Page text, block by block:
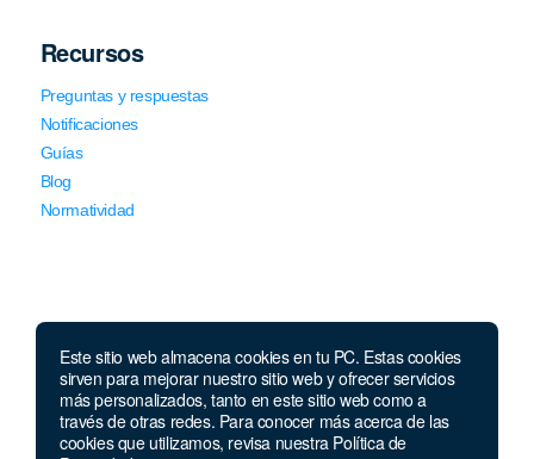
Este sitio web almacena cookies en tu PC. Estas cookies
sirven para mejorar nuestro sitio web y ofrecer servicios
más personalizados, tanto en este sitio web como a
través de otras redes. Para conocer más acerca de las
cookies que utilizamos, revisa nuestra Política de
Recursos
Preguntas y respuestas
Notificaciones
Guías
Blog
Normatividad
Llámanos
Lunes a viernes de 7:00 a.m. a 5:30 p.m. Sábados de 8 a.m